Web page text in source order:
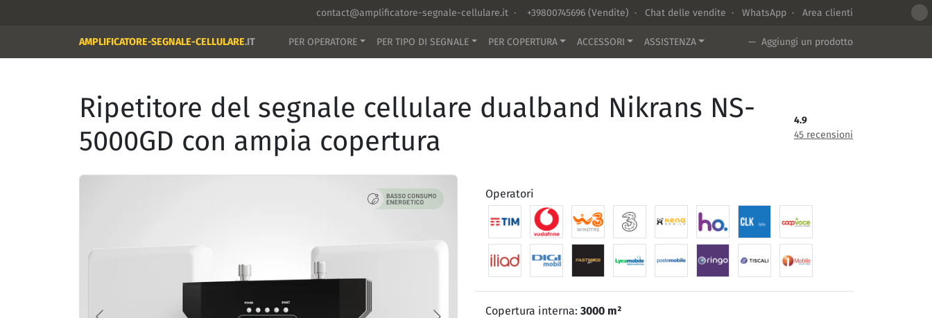
contact@amplificatore-segnale-cellulare.it · +39800745696 (Vendite) · Chat delle vendite · WhatsApp · Area clienti
AMPLIFICATORE-SEGNALE-CELLULARE.IT PER OPERATORE PER TIPO DI SEGNALE PER COPERTURA ACCESSORI ASSISTENZA — Aggiungi un prodotto
Ripetitore del segnale cellulare dualband Nikrans NS-
5000GD con ampia copertura
4.9
45 recensioni
Operatori
Copertura interna: 3000 m²